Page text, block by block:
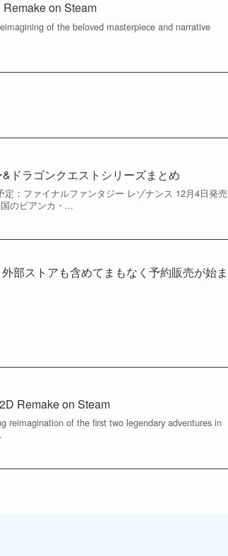
on Steam
of the beloved masterpiece and narrative
ドラゴンクエストシリーズまとめ
：ファイナルファンタジー レゾナンス 12月4日発売
のビアンカ・...
部ストアも含めてまもなく予約販売が始
Remake on Steam
reimagination of the first two legendary adventures in